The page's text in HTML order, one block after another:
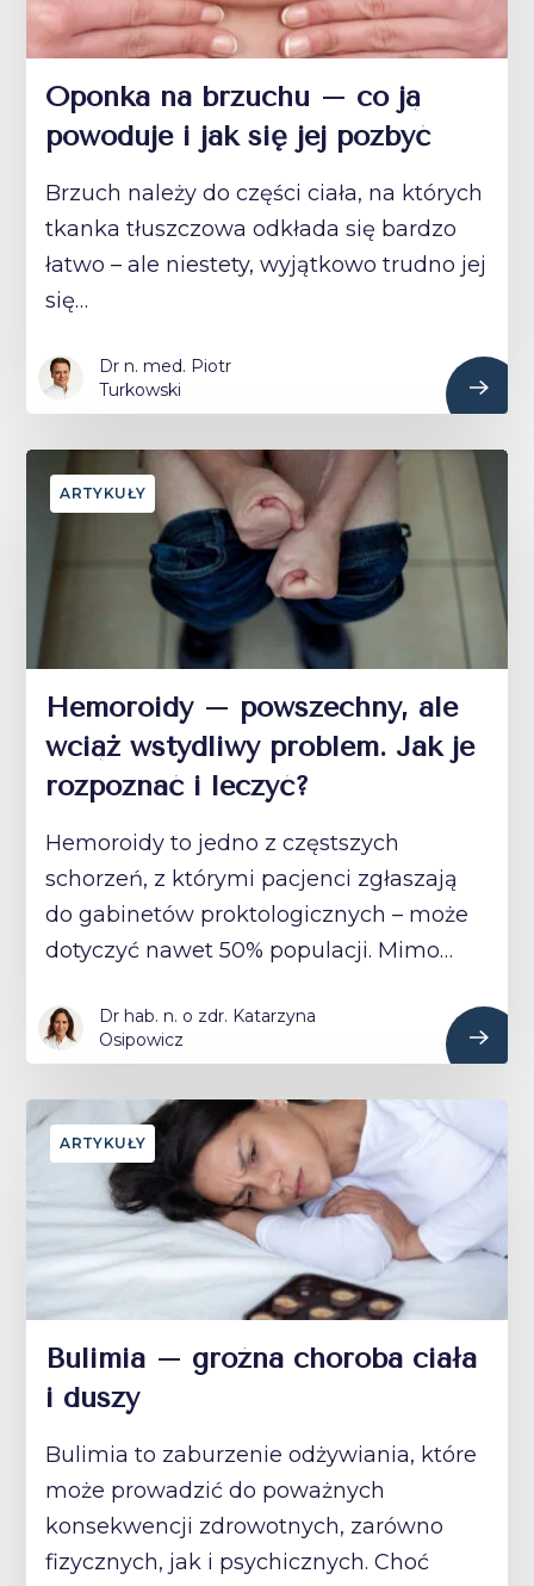
Oponka na brzuchu – co ją
powoduje i jak się jej pozbyć
Brzuch należy do części ciała, na których
tkanka tłuszczowa odkłada się bardzo
łatwo – ale niestety, wyjątkowo trudno jej
się…
Dr n. med. Piotr
Turkowski
ARTYKUŁY
Hemoroidy – powszechny, ale
wciąż wstydliwy problem. Jak je
rozpoznać i leczyć?
Hemoroidy to jedno z częstszych
schorzeń, z którymi pacjenci zgłaszają
do gabinetów proktologicznych – może
dotyczyć nawet 50% populacji. Mimo…
Dr hab. n. o zdr. Katarzyna
Osipowicz
ARTYKUŁY
Bulimia – groźna choroba ciała
i duszy
Bulimia to zaburzenie odżywiania, które
może prowadzić do poważnych
konsekwencji zdrowotnych, zarówno
fizycznych, jak i psychicznych. Choć